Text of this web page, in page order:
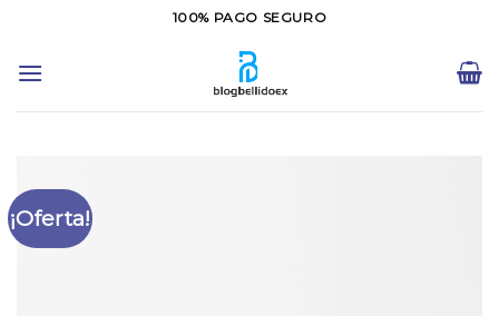
contenido
100% PAGO SEGURO
¡Oferta!